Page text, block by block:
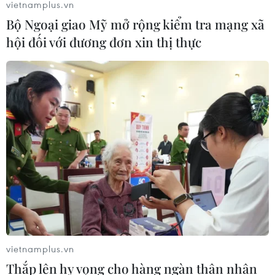
khí hậu
06/08/2026 23:00
Mưa lớn gây ngập lụt, chia cắt nhiều
khu vực ở Nghệ An
06/08/2026 13:06
Đắk Lắk truy quét, xử lý tình trạng
phá rừng, lấn chiếm đất rừng
06/08/2026 12:36
Cảnh báo mưa cường độ lớn trên
100mm tại Bắc Bộ, Thanh Hóa và
vietnamplus.vn
Bộ Ngoại giao Mỹ mở rộng kiểm tra mạng xã
hội đối với đương đơn xin thị thực
vietnamplus.vn
Thắp lên hy vọng cho hàng ngàn thân nhân